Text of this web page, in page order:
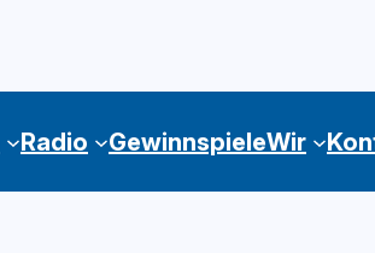
Radio GewinnspieleWir